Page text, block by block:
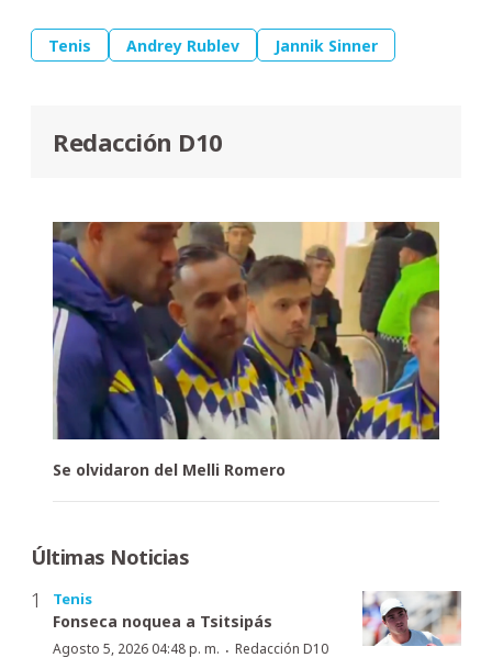
Tenis Andrey Rublev Jannik Sinner
Redacción D10
Se olvidaron del Melli Romero
Últimas Noticias
Tenis
Fonseca noquea a Tsitsipás
Agosto 5, 2026 04:48 p. m. · Redacción D10